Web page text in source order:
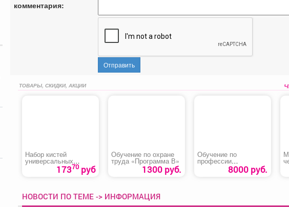
комментария:
Отправить
ТОВАРЫ, СКИДКИ, АКЦИИ
Набор кистей
универсальных
«Zolder» 17370руб
Обучение по охране
труда «Программа В»
1300 руб.
Обучение по
профессии
«Кладовщик»8000 руб.
НОВОСТИ ПО ТЕМЕ -> ИНФОРМАЦИЯ